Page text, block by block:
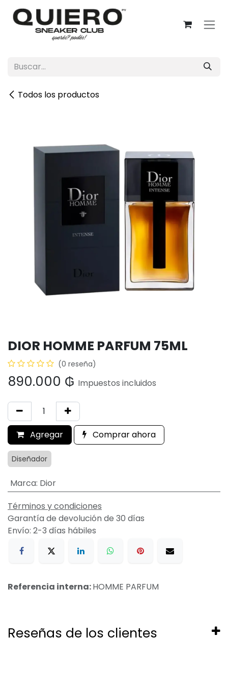
Ir al contenido
Todos los productos
DIOR HOMME PARFUM 75ML
(0 reseña)
890.000 ₲ Impuestos incluidos
Agregar Comprar ahora
Diseñador
Marca: Dior
Términos y condiciones
Garantía de devolución de 30 días
Envío: 2-3 días hábiles
Referencia interna:HOMME PARFUM
Reseñas de los clientes